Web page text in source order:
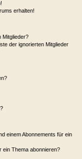
der ignorierten Mitglieder